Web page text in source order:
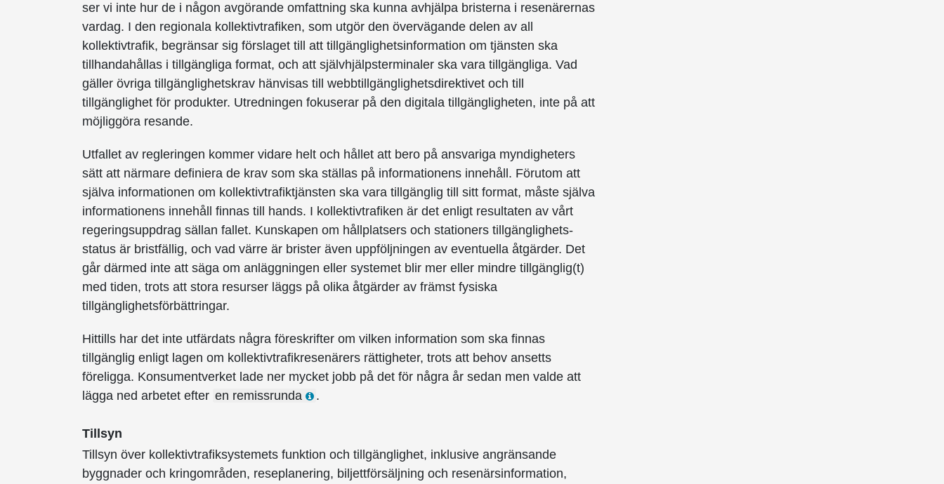
ser vi inte hur de i någon avgörande omfattning ska kunna avhjälpa bristerna i resenärernas
vardag. I den regionala kollektivtrafiken, som utgör den övervägande delen av all
kollektivtrafik, begränsar sig förslaget till att tillgänglighetsinformation om tjänsten ska
tillhandahållas i tillgängliga format, och att självhjälpsterminaler ska vara tillgängliga. Vad
gäller övriga tillgänglighetskrav hänvisas till webbtillgänglighetsdirektivet och till
tillgänglighet för produkter. Utredningen fokuserar på den digitala tillgängligheten, inte på att
möjliggöra resande.
Utfallet av regleringen kommer vidare helt och hållet att bero på ansvariga myndigheters
sätt att närmare definiera de krav som ska ställas på informationens innehåll. Förutom att
själva informationen om kollektivtrafik­tjänsten ska vara tillgänglig till sitt format, måste själva
informationens innehåll finnas till hands. I kollektivtrafiken är det enligt resultaten av vårt
regeringsuppdrag sällan fallet. Kunskapen om hållplatsers och stationers tillgänglighets­
status är bristfällig, och vad värre är brister även uppföljningen av eventuella åtgärder. Det
går därmed inte att säga om anläggningen eller systemet blir mer eller mindre tillgänglig(t)
med tiden, trots att stora resurser läggs på olika åtgärder av främst fysiska
tillgänglighetsförbättringar.
Hittills har det inte utfärdats några föreskrifter om vilken information som ska finnas
tillgänglig enligt lagen om kollektivtrafikresenärers rättigheter, trots att behov ansetts
föreligga. Konsumentverket lade ner mycket jobb på det för några år sedan men valde att
lägga ned arbetet efter en remissrunda .
Tillsyn
Tillsyn över kollektivtrafiksystemets funktion och tillgänglighet, inklusive angränsande
byggnader och kringområden, reseplanering, biljettförsäljning och resenärsinformation,